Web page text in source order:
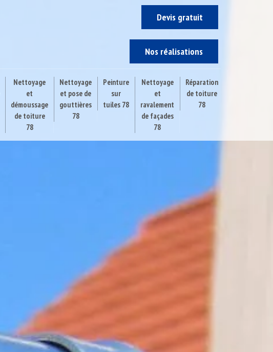
Devis gratuit
Nos réalisations
Nettoyage
et
démoussage
de toiture
78
Nettoyage
et pose de
gouttières
78
Peinture
sur
tuiles 78
Nettoyage
et
ravalement
de façades
78
Réparation
de toiture
78